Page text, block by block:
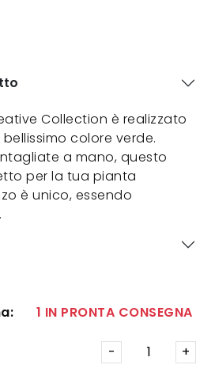
Collection è realizzato
colore verde.
a mano, questo
per la tua pianta
è unico, essendo
1 IN PRONTA CONSEGNA